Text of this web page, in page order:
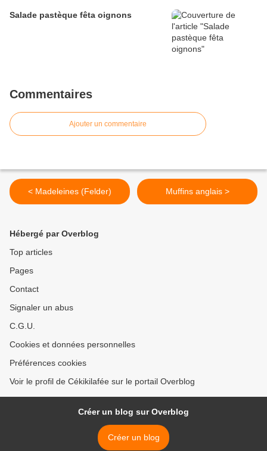
Salade pastèque fêta oignons
Commentaires
Ajouter un commentaire
< Madeleines (Felder) Muffins anglais >
Hébergé par Overblog
Top articles
Pages
Contact
Signaler un abus
C.G.U.
Cookies et données personnelles
Préférences cookies
Voir le profil de Cékikilafée sur le portail Overblog
Créer un blog sur Overblog
Créer un blog